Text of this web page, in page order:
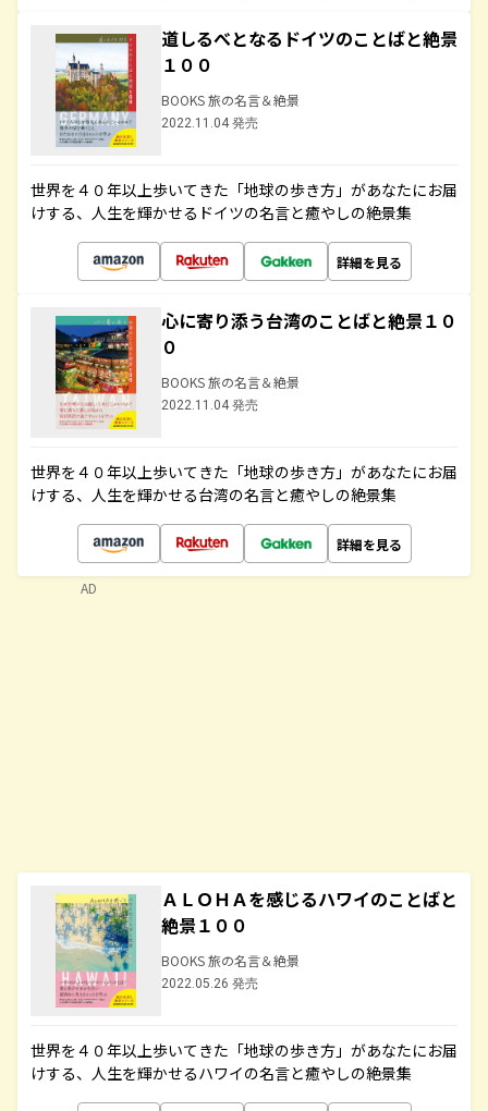
道しるべとなるドイツのことばと絶景
１００
BOOKS 旅の名言＆絶景
2022.11.04 発売
世界を４０年以上歩いてきた「地球の歩き方」があなたにお届
けする、人生を輝かせるドイツの名言と癒やしの絶景集
詳細を見る
心に寄り添う台湾のことばと絶景１０
０
BOOKS 旅の名言＆絶景
2022.11.04 発売
世界を４０年以上歩いてきた「地球の歩き方」があなたにお届
けする、人生を輝かせる台湾の名言と癒やしの絶景集
詳細を見る
ＡＬＯＨＡを感じるハワイのことばと
絶景１００
BOOKS 旅の名言＆絶景
2022.05.26 発売
世界を４０年以上歩いてきた「地球の歩き方」があなたにお届
けする、人生を輝かせるハワイの名言と癒やしの絶景集
AD